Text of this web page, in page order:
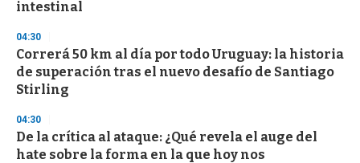
intestinal
04:30
Correrá 50 km al día por todo Uruguay: la historia
de superación tras el nuevo desafío de Santiago
Stirling
04:30
De la crítica al ataque: ¿Qué revela el auge del
hate sobre la forma en la que hoy nos